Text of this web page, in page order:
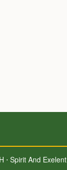
⋅ Spirit And Exelent